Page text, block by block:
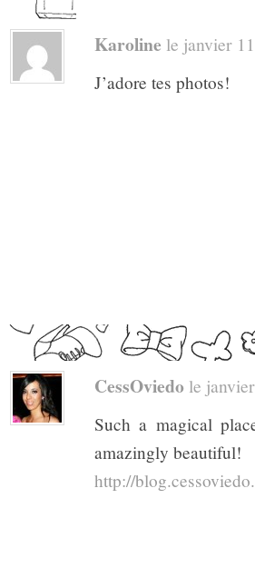
Karoline le janvier
J’adore tes photos!
CessOviedo le
Such a magical
amazingly beautiful!
http://